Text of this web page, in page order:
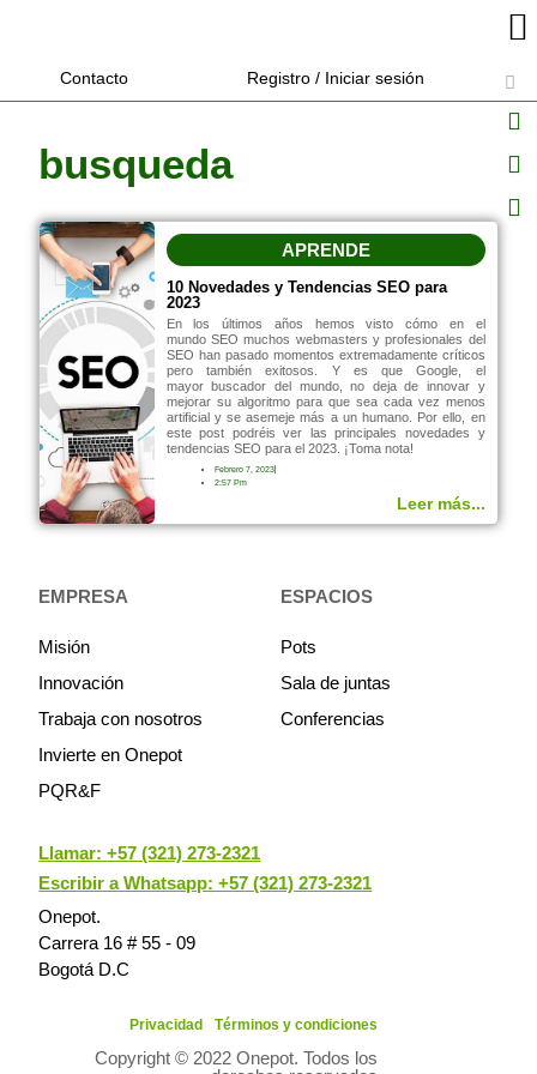
Contacto Registro / Iniciar sesión
busqueda
APRENDE
10 Novedades y Tendencias SEO para
2023
En los últimos años hemos visto cómo en el
mundo SEO muchos webmasters y profesionales del
SEO han pasado momentos extremadamente críticos
pero también exitosos. Y es que Google, el
mayor buscador del mundo, no deja de innovar y
mejorar su algoritmo para que sea cada vez menos
artificial y se asemeje más a un humano. Por ello, en
este post podréis ver las principales novedades y
tendencias SEO para el 2023. ¡Toma nota!
Febrero 7, 2023
2:57 Pm
Leer más...
EMPRESA
Misión
Innovación
Trabaja con nosotros
Invierte en Onepot
PQR&F
ESPACIOS
Pots
Sala de juntas
Conferencias
Llamar:+57 (321) 273-2321
Escribir a Whatsapp: +57 (321) 273-2321
Onepot.
Carrera 16 # 55 - 09
Bogotá D.C
Privacidad Términos y condiciones
Copyright © 2022 Onepot. Todos los